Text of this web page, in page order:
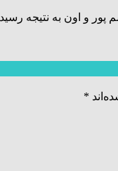
و اون به نتیجه
*